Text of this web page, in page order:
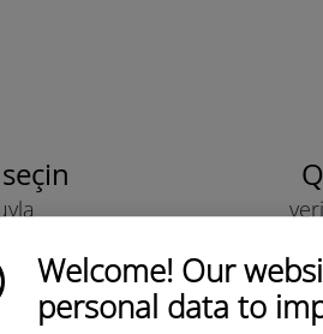
Welcome! Our
personal data to